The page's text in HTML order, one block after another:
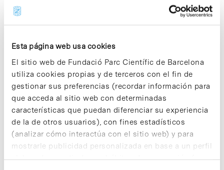
Esta página web usa cookies
El sitio web de Fundació Parc Científic de Barcelona
utiliza cookies propias y de terceros con el fin de
gestionar sus preferencias (recordar información para
que acceda al sitio web con determinadas
características que puedan diferenciar su experiencia
de la de otros usuarios), con fines estadísticos
(analizar cómo interactúa con el sitio web) y para
mostrarle publicidad personalizada en base a un perfil
elaborado a partir de sus hábitos de navegación (por
Bosch i Gimpera (FBG), con sede en el
Parc Científic Barcelona, organizó su
cuarta edición de la jornada
jornada es compartir las experiencias de
los emprendedores de hoy con los
emprendedores de mañana y que este
intercambio sea fuente de motivación
para nuevas iniciativas. En esta nueva
edición de Crea!Empresa asistieron 65
personas, de entre las cuales el 42,2%
eran estudiantes, licenciados o
doctorados y un 31,3% estuvo formado
por profesores o/y investigadores. Casi
el 40% de los asistentes procedían de la